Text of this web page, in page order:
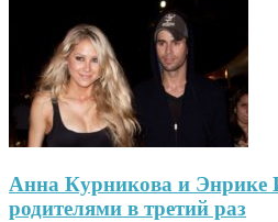
Анна Курникова и Энрике
родителями в третий раз